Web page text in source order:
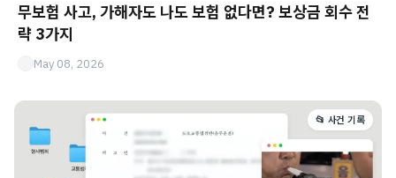
무보험 사고, 가해자도 나도 보험 없다면? 보상금 회수 전
략 3가지
May 08, 2026
📂 사건 기록